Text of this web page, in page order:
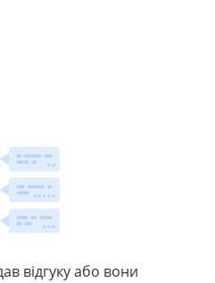
відгуку або вони